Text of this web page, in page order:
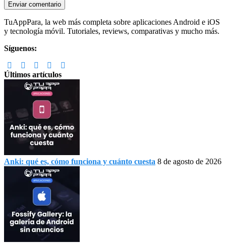
Footer
TuAppPara, la web más completa sobre aplicaciones Android e iOS
y tecnología móvil. Tutoriales, reviews, comparativas y mucho más.
Síguenos:
Últimos artículos
Anki: qué es, cómo funciona y cuánto cuesta 8 de agosto de 2026